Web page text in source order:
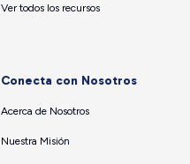
Ver todos los recursos
Conecta con Nosotros
Acerca de Nosotros
Nuestra Misión